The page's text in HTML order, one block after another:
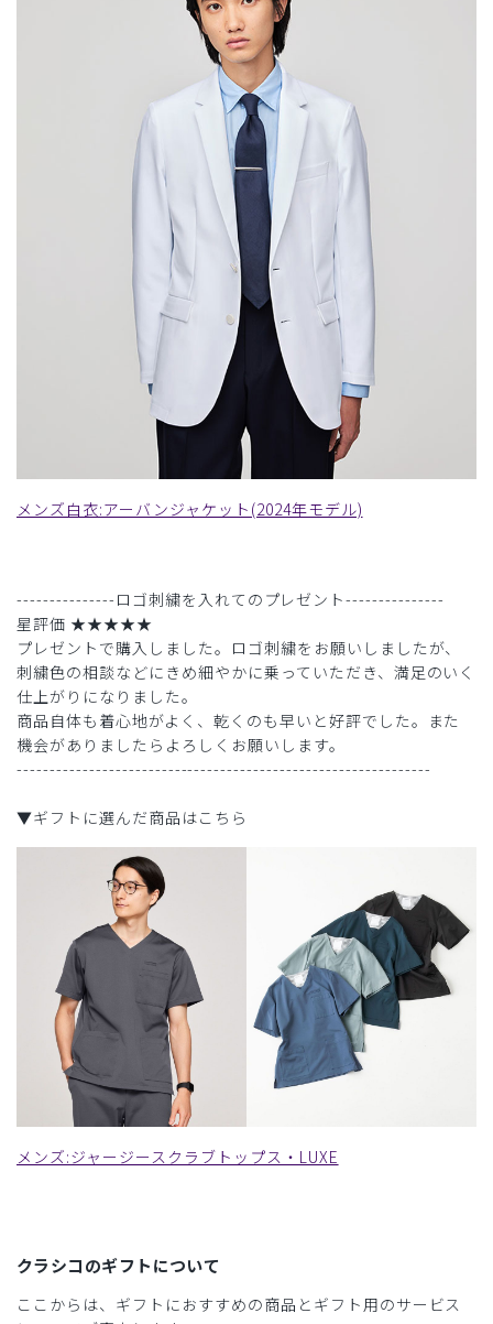
メンズ白衣:アーバンジャケット(2024年モデル)
---------------ロゴ刺繍を入れてのプレゼント---------------
星評価 ★★★★★
プレゼントで購入しました。ロゴ刺繍をお願いしましたが、
刺繍色の相談などにきめ細やかに乗っていただき、満足のいく
仕上がりになりました。
商品自体も着心地がよく、乾くのも早いと好評でした。また
機会がありましたらよろしくお願いします。
---------------------------------------------------------------
▼ギフトに選んだ商品はこちら
メンズ:ジャージースクラブトップス・LUXE
クラシコのギフトについて
ここからは、ギフトにおすすめの商品とギフト用のサービス